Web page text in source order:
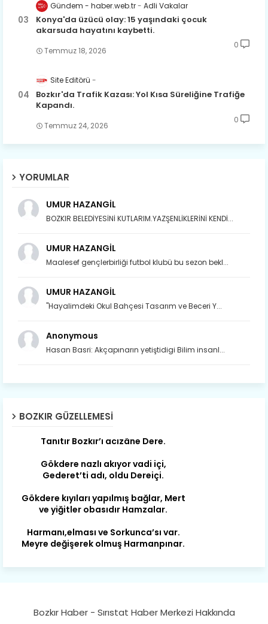
Gündem - haber.web.tr Adli Vakalar
Konya'da üzücü olay: 15 yaşındaki çocuk
akarsuda hayatını kaybetti.
Temmuz 18, 2026
0
Site Editörü
Bozkır'da Trafik Kazası: Yol Kısa Süreliğine Trafiğe
Kapandı.
Temmuz 24, 2026
0
YORUMLAR
UMUR HAZANGİL
BOZKIR BELEDİYESİNİ KUTLARIM.YAZŞENLİKLERİNİ KENDİ...
UMUR HAZANGİL
Maalesef gençlerbirliği futbol klubü bu sezon bekl...
UMUR HAZANGİL
"Hayalimdeki Okul Bahçesi Tasarım ve Beceri Y...
Anonymous
Hasan Basri: Akçapınarın yetiştidigi Bilim insanl...
BOZKIR GÜZELLEMESI
Tanıtır Bozkır’ı acizâne Dere.
Gökdere nazlı akıyor vadi içi,
Gederet’ti adı, oldu Dereiçi.
Gökdere kıyıları yapılmış bağlar, Mert
ve yiğitler obasıdır Hamzalar.
Harmanı,elması ve Sorkunca’sı var.
Meyre değişerek olmuş Harmanpınar.
Büyük yerdir, mahalleleri Aydınlık, Tarih
eserleri şahane Hisarlık.
Çarşamba’nın koynunda tarih çok
yorgun. Şehit Berâtlı, halkı yiğit genç
Bozkır Haber - Sırıstat Haber Merkezi Hakkında